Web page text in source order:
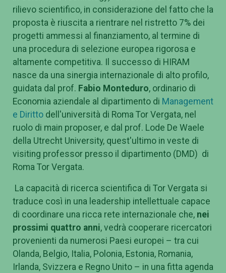
rilievo scientifico, in considerazione del fatto che la
proposta è riuscita a rientrare nel ristretto 7% dei
progetti ammessi al finanziamento, al termine di
una procedura di selezione europea rigorosa e
altamente competitiva. Il successo di HIRAM
nasce da una sinergia internazionale di alto profilo,
guidata dal prof. Fabio Monteduro, ordinario di
Economia aziendale al dipartimento di Management
e Diritto dell'università di Roma Tor Vergata, nel
ruolo di main proposer, e dal prof. Lode De Waele
della Utrecht University, quest'ultimo in veste di
visiting professor presso il dipartimento (DMD) di
Roma Tor Vergata.
La capacità di ricerca scientifica di Tor Vergata si
traduce così in una leadership intellettuale capace
di coordinare una ricca rete internazionale che, nei
prossimi quattro anni, vedrà cooperare ricercatori
provenienti da numerosi Paesi europei – tra cui
Olanda, Belgio, Italia, Polonia, Estonia, Romania,
Irlanda, Svizzera e Regno Unito – in una fitta agenda